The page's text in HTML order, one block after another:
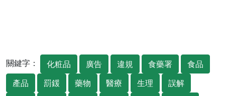
關鍵字： 化粧品 廣告 違規 食藥署
食品
產品
罰鍰 藥物 醫療 生理
誤解